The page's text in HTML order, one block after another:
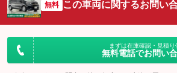
無料 この車両に関するお問い
まずは在庫確認・見積り
無料電話でお問い